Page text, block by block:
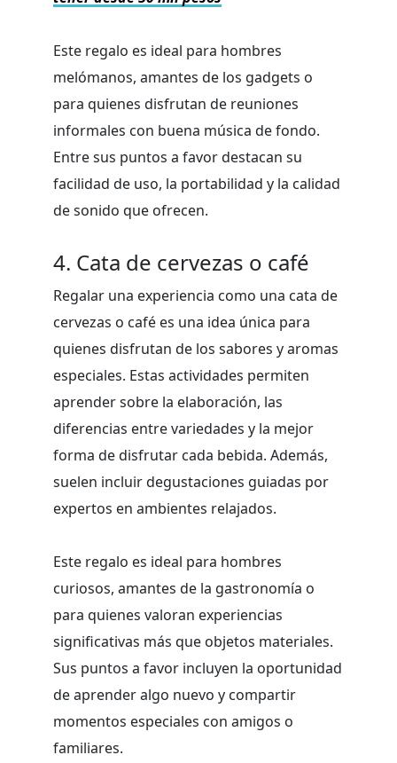
Este regalo es ideal para hombres
melómanos, amantes de los gadgets o
para quienes disfrutan de reuniones
informales con buena música de fondo.
Entre sus puntos a favor destacan su
facilidad de uso, la portabilidad y la calidad
de sonido que ofrecen.
4. Cata de cervezas o café
Regalar una experiencia como una cata de
cervezas o café es una idea única para
quienes disfrutan de los sabores y aromas
especiales. Estas actividades permiten
aprender sobre la elaboración, las
diferencias entre variedades y la mejor
forma de disfrutar cada bebida. Además,
suelen incluir degustaciones guiadas por
expertos en ambientes relajados.
Este regalo es ideal para hombres
curiosos, amantes de la gastronomía o
para quienes valoran experiencias
significativas más que objetos materiales.
Sus puntos a favor incluyen la oportunidad
de aprender algo nuevo y compartir
momentos especiales con amigos o
familiares.